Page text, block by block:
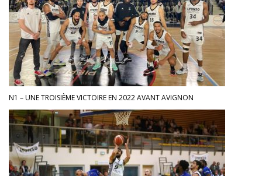
N1 – UNE TROISIÈME VICTOIRE EN 2022 AVANT AVIGNON